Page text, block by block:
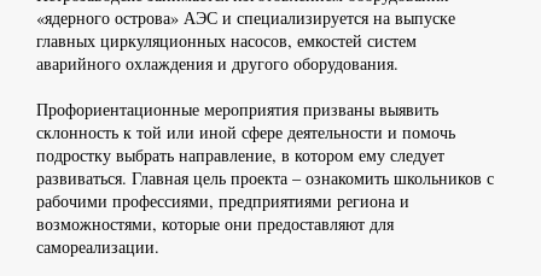
«ядерного острова» АЭС и специализируется на выпуске
главных циркуляционных насосов, емкостей систем
аварийного охлаждения и другого оборудования.
Профориентационные мероприятия призваны выявить
склонность к той или иной сфере деятельности и помочь
подростку выбрать направление, в котором ему следует
развиваться. Главная цель проекта – ознакомить школьников с
рабочими профессиями, предприятиями региона и
возможностями, которые они предоставляют для
самореализации.